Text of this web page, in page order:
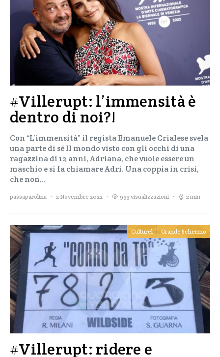
#Villerupt: l’immensità è
dentro di noi?!
Con “L’immensità” il regista Emanuele Crialese svela
una parte di sé Il mondo visto con gli occhi di una
ragazzina di 12 anni, Adriana, che vuole essere un
maschio e si fa chiamare Adri. Una coppia in crisi,
che non…
passaparolina 2 Novembre 2022 993 visualizzazioni 2 min
Culturel Grande Schermo
#Villerupt: ridere e